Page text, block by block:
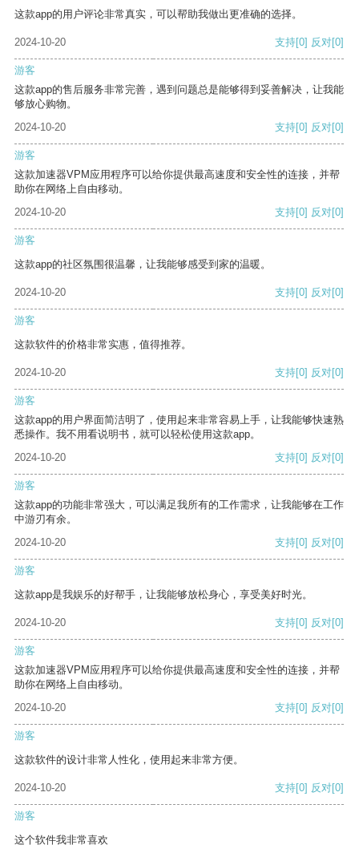
这款app的用户评论非常真实，可以帮助我做出更准确的选择。
2024-10-20 支持[0] 反对[0]
游客
这款app的售后服务非常完善，遇到问题总是能够得到妥善解决，让我能
够放心购物。
2024-10-20
支持[0] 反对[0]
游客
这款加速器VPM应用程序可以给你提供最高速度和安全性的连接，并帮
助你在网络上自由移动。
2024-10-20
支持[0] 反对[0]
游客
这款app的社区氛围很温馨，让我能够感受到家的温暖。
2024-10-20 支持[0] 反对[0]
游客
这款软件的价格非常实惠，值得推荐。
2024-10-20 支持[0] 反对[0]
游客
这款app的用户界面简洁明了，使用起来非常容易上手，让我能够快速熟
悉操作。我不用看说明书，就可以轻松使用这款app。
2024-10-20
支持[0] 反对[0]
游客
这款app的功能非常强大，可以满足我所有的工作需求，让我能够在工作
中游刃有余。
2024-10-20
支持[0] 反对[0]
游客
这款app是我娱乐的好帮手，让我能够放松身心，享受美好时光。
2024-10-20 支持[0] 反对[0]
游客
这款加速器VPM应用程序可以给你提供最高速度和安全性的连接，并帮
助你在网络上自由移动。
2024-10-20
支持[0] 反对[0]
游客
这款软件的设计非常人性化，使用起来非常方便。
2024-10-20 支持[0] 反对[0]
游客
这个软件我非常喜欢